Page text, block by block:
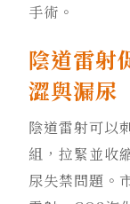
手術。
陰道雷射
澀與漏尿
陰道雷射可以
組，拉緊並收
尿失禁問題。